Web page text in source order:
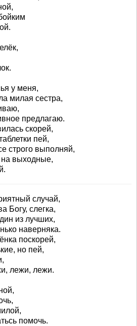
у меня,
милая сестра,
предлагаю.
скорей,
пей,
строго выполняй,
на выходные,
случай,
Богу, слегка,
из лучших,
наверняка.
поскорей,
но пей,
лежи, лежи.
помочь.